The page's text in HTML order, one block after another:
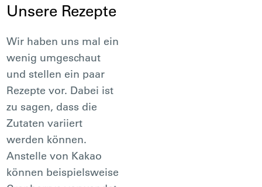
Unsere Rezepte
Wir haben uns mal ein
wenig umgeschaut
und stellen ein paar
Rezepte vor. Dabei ist
zu sagen, dass die
Zutaten variiert
werden können.
Anstelle von Kakao
können beispielsweise